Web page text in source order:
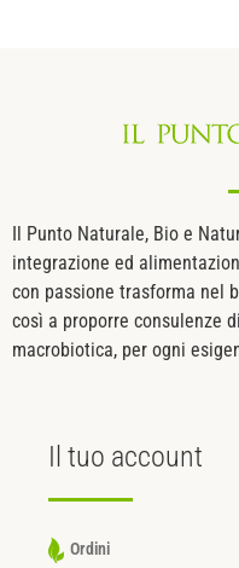
Il Punto Naturale, Bio e
integrazione ed
con passione trasforma nel
così a proporre consulenze
macrobiotica, per ogni
Il tuo account
Ordini